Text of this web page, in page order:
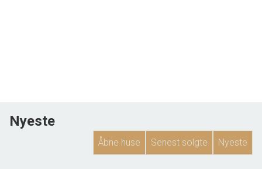
Nyeste
Åbne huse Senest solgte Nyeste